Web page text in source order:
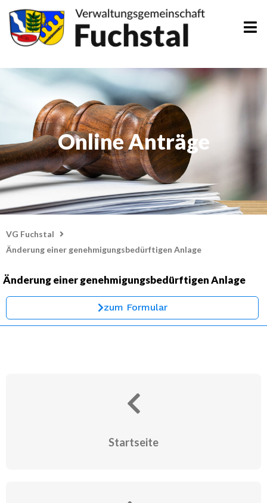
Zum
Inhalt
springen
Online Anträge
VG Fuchstal
Änderung einer genehmigungsbedürftigen Anlage
Änderung einer genehmigungsbedürftigen Anlage
zum Formular
Startseite